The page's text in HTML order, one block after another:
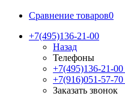
Сравнение товаров0
+7(495)136-21-00‬
Назад
Телефоны
+7(495)136-21-00‬
+7(916)051-57-70
Заказать звонок